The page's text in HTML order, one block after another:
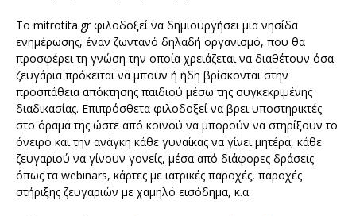
Το mitrotita.gr φιλοδοξεί να δημιουργήσει μια νησίδα
ενημέρωσης, έναν ζωντανό δηλαδή οργανισμό, που θα
προσφέρει τη γνώση την οποία χρειάζεται να διαθέτουν όσα
ζευγάρια πρόκειται να μπουν ή ήδη βρίσκονται στην
προσπάθεια απόκτησης παιδιού μέσω της συγκεκριμένης
διαδικασίας. Επιπρόσθετα φιλοδοξεί να βρει υποστηρικτές
στο όραμά της ώστε από κοινού να μπορούν να στηρίξουν το
όνειρο και την ανάγκη κάθε γυναίκας να γίνει μητέρα, κάθε
ζευγαριού να γίνουν γονείς, μέσα από διάφορες δράσεις
όπως τα webinars, κάρτες με ιατρικές παροχές, παροχές
στήριξης ζευγαριών με χαμηλό εισόδημα, κ.α.